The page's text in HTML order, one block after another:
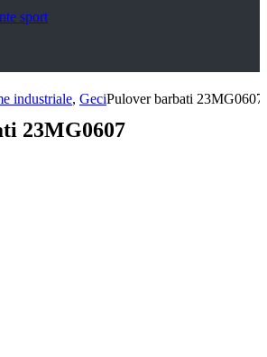
sport
industriale, GeciPulover barbati 23MG0607
23MG0607